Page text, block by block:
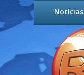
Notícias